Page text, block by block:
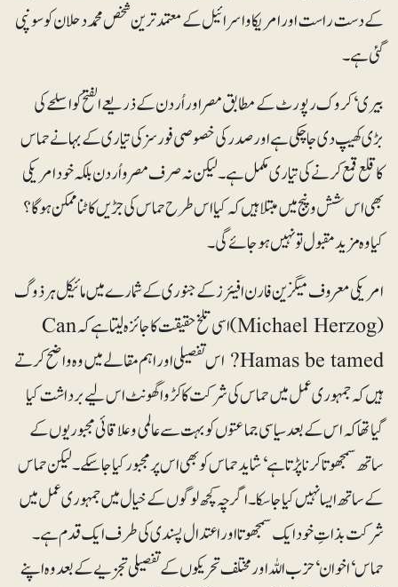
کے دست راست اور امریکا و اسرائیل کے معتمد ترین شخص محمد دحلان کو سونپی
گئی ہے۔
بیری‘ کروک رپورٹ کے مطابق مصر اور اُردن کے ذریعے الفتح کو اسلحے کی
بڑی کھیپ دی جاچکی ہے اور صدر کی خصوصی فورسز کی تیاری کے بہانے حماس
کا قلع قمع کرنے کی تیاری مکمل ہے۔ لیکن نہ صرف مصر و اُردن بلکہ خود امریکی
بھی اس شش و پنج میں مبتلا ہیں کہ کیا اس طرح حماس کی جڑیں کاٹنا ممکن ہوگا؟
کیا وہ مزید مقبول تو نہیں ہوجائے گی۔
امریکی معروف میگزین فارن افیئرز کے جنوری کے شمارے میں مائیکل ہرذوگ
(Michael Herzog) اسی تلخ حقیقت کا جائزہ لیتاہے کہ Can
Hamas be tamed? اس تفصیلی اور اہم مقالے میں وہ واضح کرتے
ہیں کہ جمہوری عمل میں حماس کی شرکت کا کڑوا گھونٹ اس لیے برداشت کیا
گیا تھا کہ اس کے بعد سیاسی جماعتوں کو بہت سے عالمی و علاقائی مجبوریوں کے
ساتھ سمجھوتا کرنا پڑتا ہے‘ شاید حماس کو بھی اس پر مجبور کیا جاسکے۔ لیکن حماس
کے ساتھ ایسا نہیں کیا جاسکا۔ اگرچہ کچھ لوگوں کے خیال میں جمہوری عمل میں
شرکت بذاتِ خود ایک سمجھوتا اور اعتدال پسندی کی طرف ایک قدم ہے۔
حماس‘ اخوان‘ حزب اللہ اور مختلف تحریکوں کے تفصیلی تجزیے کے بعد وہ اپنے